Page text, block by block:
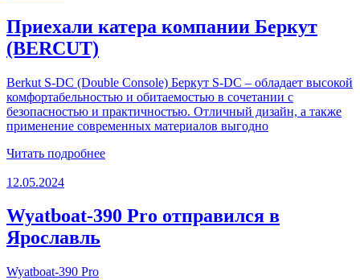
Приехали катера компании Беркут
(BERCUT)
Berkut S-DC (Double Console) Беркут S-DC – обладает высокой
комфортабельностью и обитаемостью в сочетании с
безопасностью и практичностью. Отличный дизайн, а также
применение современных материалов выгодно
Читать подробнее
12.05.2024
Wyatboat-390 Pro отправился в
Ярославль
Wyatboat-390 Pro